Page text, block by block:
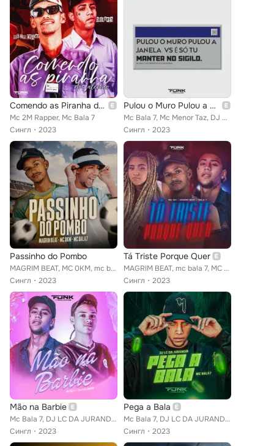
Comendo as Piranha dos Alemão
Mc 2M Rapper, Mc Bala 7
Сингл
2023
Pulou o Muro Pulou a Janela Vs É Só Tu Manter no Sigilo
Mc Bala 7, Mc Menor Taz, DJ GB MÁXIMO
Сингл
2023
Passinho do Pombo
MAGRIM BEAT, MC 0KM, mc bala 7
Сингл
2023
Tá Triste Porque Quer
MAGRIM BEAT, mc bala 7, MC GIH
Сингл
2023
Mão na Barbie
Mc Bala 7, DJ LC DA JURANDIR
Сингл
2023
Pega a Bala
Mc Bala 7, DJ LC DA JURANDIR
Сингл
2023